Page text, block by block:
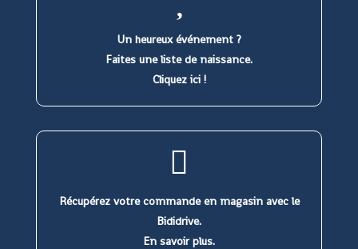
Un heureux événement ?
Faites une liste de naissance.
Cliquez ici !
Récupérez votre commande en magasin avec le
Bididrive.
En savoir plus.